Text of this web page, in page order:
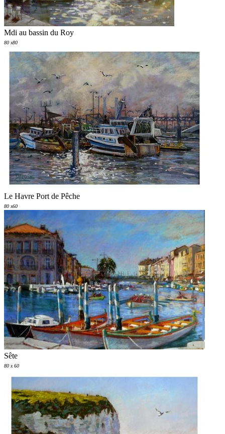
Mdi au bassin du Roy
80 x80
Le Havre Port de Pêche
80 x60
Sête
80 x 60